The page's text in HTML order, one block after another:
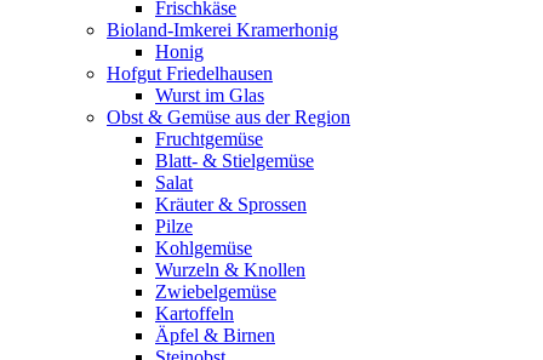
Frischkäse
Bioland-Imkerei Kramerhonig
Honig
Hofgut Friedelhausen
Wurst im Glas
Obst & Gemüse aus der Region
Fruchtgemüse
Blatt- & Stielgemüse
Salat
Kräuter & Sprossen
Pilze
Kohlgemüse
Wurzeln & Knollen
Zwiebelgemüse
Kartoffeln
Äpfel & Birnen